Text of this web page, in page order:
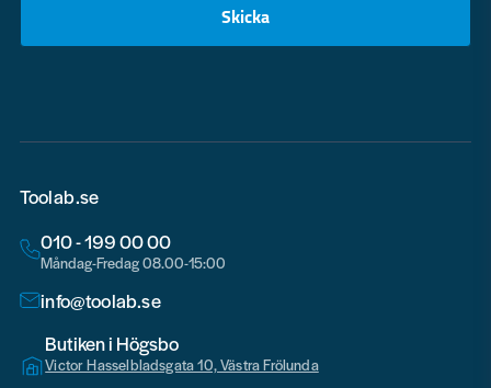
Skicka
Toolab.se
010 - 199 00 00
Måndag-Fredag 08.00-15:00
info@toolab.se
Butiken i Högsbo
Victor Hasselbladsgata 10, Västra Frölunda